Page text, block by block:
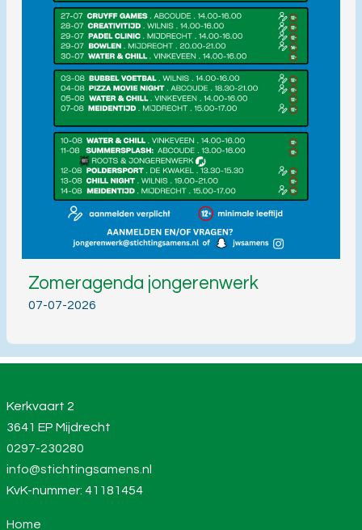
Zomeragenda jongerenwerk
07-07-2026
Kerkvaart 2
3641 EP Mijdrecht
0297-230280
info@stichtingsamens.nl
KvK-nummer: 41181454
Home